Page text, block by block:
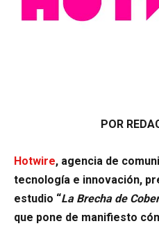
POR
Hotwire, agencia de
tecnología e innovación,
estudio “La Brecha de
que pone de manifiesto